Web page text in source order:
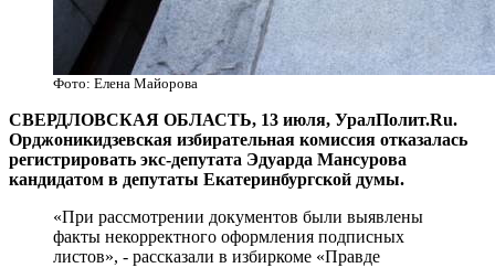
Фото: Елена Майорова
​СВЕРДЛОВСКАЯ ОБЛАСТЬ, 13 июля, УралПолит.Ru.
Орджоникидзевская избирательная комиссия отказалась
регистрировать экс-депутата Эдуарда Мансурова
кандидатом в депутаты Екатеринбургской думы.
«При рассмотрении документов были выявлены
факты некорректного оформления подписных
листов», - рассказали в избиркоме «Правде